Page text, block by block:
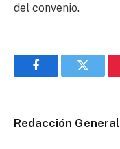
del convenio.
FacebookTwitter
Redacción General